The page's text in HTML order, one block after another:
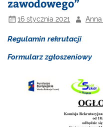
zawodowego”
16 stycznia 2021
Regulamin rekrutacji
Formularz zgłoszeniowy